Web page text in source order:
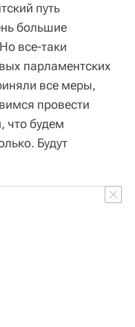
путь
большие
все-таки
парламентских
все меры,
провести
что будем
Будут